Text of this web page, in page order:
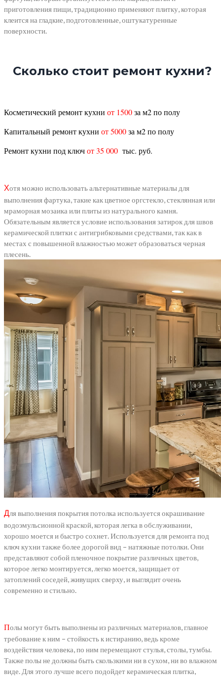
приготовления пищи, традиционно применяют плитку, которая
клеится на гладкие, подготовленные, оштукатуренные
поверхности.
Сколько стоит ремонт кухни?
Косметический ремонт кухни от 1500за м2 по полу
Капитальный ремонт кухни от 5000за м2 по полу
Ремонт кухни под ключот 35 000 тыс. руб.
Хотя можно использовать альтернативные материалы для
выполнения фартука, такие как цветное оргстекло, стеклянная или
мраморная мозаика или плиты из натурального камня.
Обязательным является условие использования затирок для швов
керамической плитки с антигрибковыми средствами, так как в
местах с повышенной влажностью может образоваться черная
плесень.
Для выполнения покрытия потолка используется окрашивание
водоэмульсионной краской, которая легка в обслуживании,
хорошо моется и быстро сохнет. Используется для ремонта под
ключ кухни также более дорогой вид – натяжные потолки. Они
представляют собой пленочное покрытие различных цветов,
которое легко монтируется, легко моется, защищает от
затоплений соседей, живущих сверху, и выглядит очень
современно и стильно.
Полы могут быть выполнены из различных материалов, главное
требование к ним – стойкость к истиранию, ведь кроме
воздействия человека, по ним перемещают стулья, столы, тумбы.
Также полы не должны быть скользкими ни в сухом, ни во влажном
виде. Для этого лучше всего подойдет керамическая плитка,